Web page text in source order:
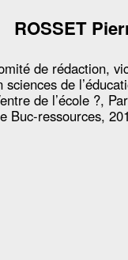
ROSSET
de rédaction,
de
de l’école ?,
Buc-ressources,